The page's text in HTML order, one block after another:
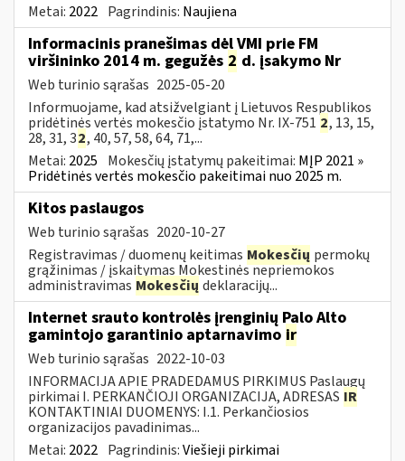
Metai: 2022 Pagrindinis: Naujiena
Informacinis pranešimas dėl VMI prie FM
viršininko 2014 m. gegužės 2 d. įsakymo Nr
Web turinio sąrašas 2025-05-20
Informuojame, kad atsižvelgiant į Lietuvos Respublikos
pridėtinės vertės mokesčio įstatymo Nr. IX-751 2, 13, 15,
28, 31, 32, 40, 57, 58, 64, 71,...
Metai: 2025 Mokesčių įstatymų pakeitimai: MĮP 2021 »
Pridėtinės vertės mokesčio pakeitimai nuo 2025 m.
Kitos paslaugos
Web turinio sąrašas 2020-10-27
Registravimas / duomenų keitimas Mokesčių permokų
grąžinimas / įskaitymas Mokestinės nepriemokos
administravimas Mokesčių deklaracijų...
Internet srauto kontrolės įrenginių Palo Alto
gamintojo garantinio aptarnavimo ir
Web turinio sąrašas 2022-10-03
INFORMACIJA APIE PRADEDAMUS PIRKIMUS Paslaugų
pirkimai I. PERKANČIOJI ORGANIZACIJA, ADRESAS IR
KONTAKTINIAI DUOMENYS: I.1. Perkančiosios
organizacijos pavadinimas...
Metai: 2022 Pagrindinis:Viešieji pirkimai